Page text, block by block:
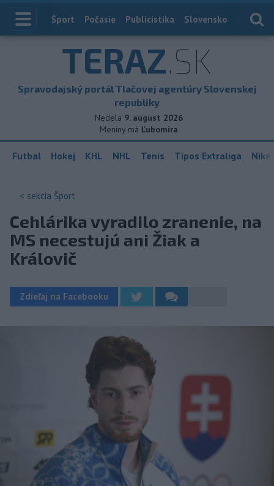
Index
Šport Počasie Publicistika Slovensko
TERAZ.SK
Spravodajský portál Tlačovej agentúry Slovenskej
republiky
Nedela 9. august 2026
Meniny má Ľubomíra
Futbal Hokej KHL NHL Tenis Tipos Extraliga
< sekcia Šport
Cehlárika vyradilo zranenie, na
MS necestujú ani Žiak a
Královič
Zdieľaj na Facebooku